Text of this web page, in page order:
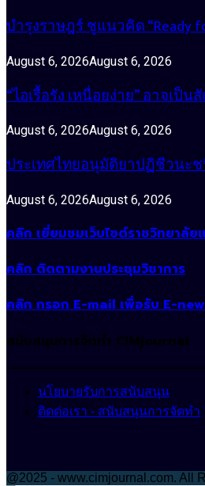
บำรุงราษฎร์ ชูแนวคิด “Ready
August 6, 2026August 6, 2026
“ไอเรื้อรัง เหนื่อยง่าย” อาจ
August 6, 2026August 6, 2026
ประเทศไทยอนุมัติยาปฏิชีวนะ
August 6, 2026August 6, 2026
คลิก เยี่ยมชมเว็บไซต์ราชวิทยาลั
คลิก ติดตามงานประชุมวิชาการ
คลิก กรอก E-mail เพื่อรับ E-
สนับสนุนการจัดทำ CIMjournal
นโยบายรับการสนับสนุน
ติดต่อเรา - สนับสนุนการจัดทำ
@2025 - www.cimjournal.com. All